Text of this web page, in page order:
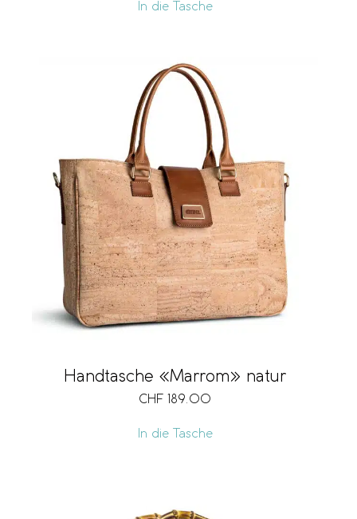
In die Tasche
Handtasche «Marrom» natur
CHF 189.00
In die Tasche